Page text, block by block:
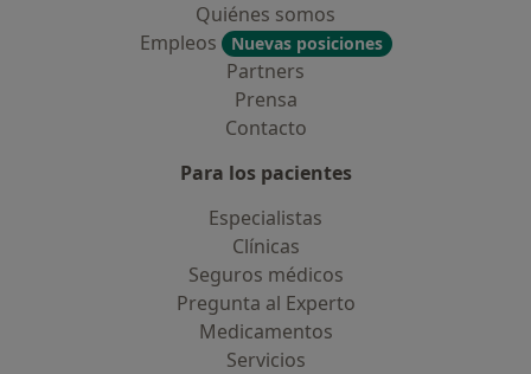
Quiénes somos
Empleos
Nuevas posiciones
Partners
Prensa
Contacto
Para los pacientes
Especialistas
Clínicas
Seguros médicos
Pregunta al Experto
Medicamentos
Servicios